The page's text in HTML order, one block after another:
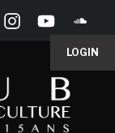
LOGIN